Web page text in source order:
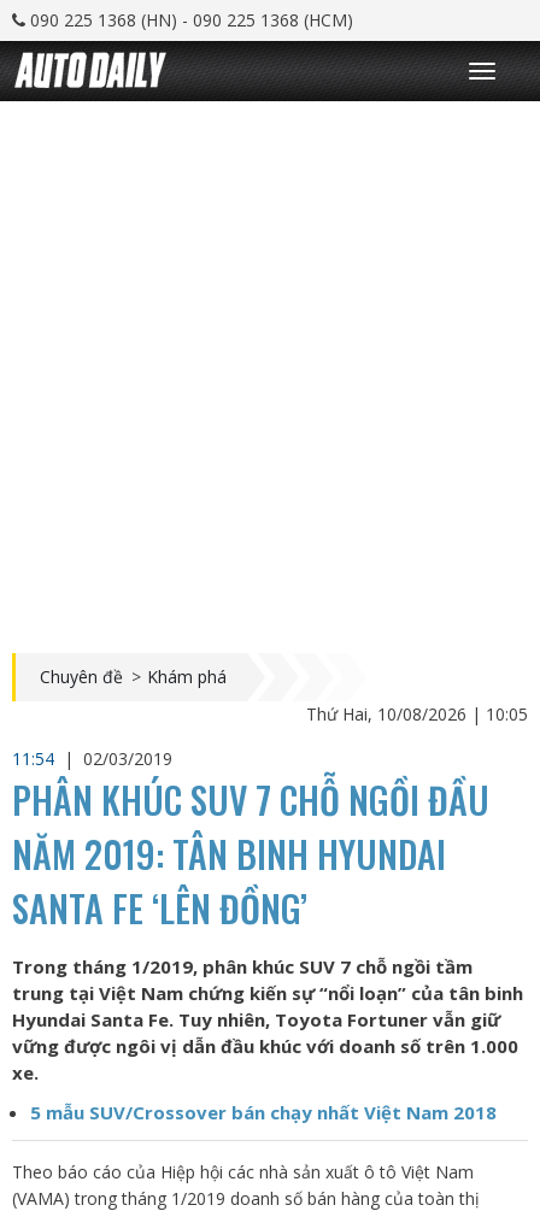
090 225 1368 (HN) - 090 225 1368 (HCM)
T
o
g
Chuyên đề > Khám phá
Thứ Hai, 10/08/2026 | 10:05
11:54 | 02/03/2019
PHÂN KHÚC SUV 7 CHỖ NGỒI ĐẦU
NĂM 2019: TÂN BINH HYUNDAI
SANTA FE ‘LÊN ĐỒNG’
Trong tháng 1/2019, phân khúc SUV 7 chỗ ngồi tầm
trung tại Việt Nam chứng kiến sự “nổi loạn” của tân binh
Hyundai Santa Fe. Tuy nhiên, Toyota Fortuner vẫn giữ
vững được ngôi vị dẫn đầu khúc với doanh số trên 1.000
xe.
5 mẫu SUV/Crossover bán chạy nhất Việt Nam 2018
Theo báo cáo của Hiệp hội các nhà sản xuất ô tô Việt Nam
(VAMA) trong tháng 1/2019 doanh số bán hàng của toàn thị